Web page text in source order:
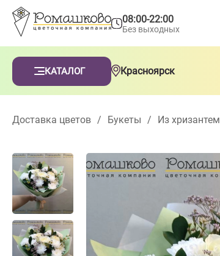
08:00-22:00
Без выходных
КАТАЛОГ Красноярск
Доставка цветов / Букеты / Из хризантем